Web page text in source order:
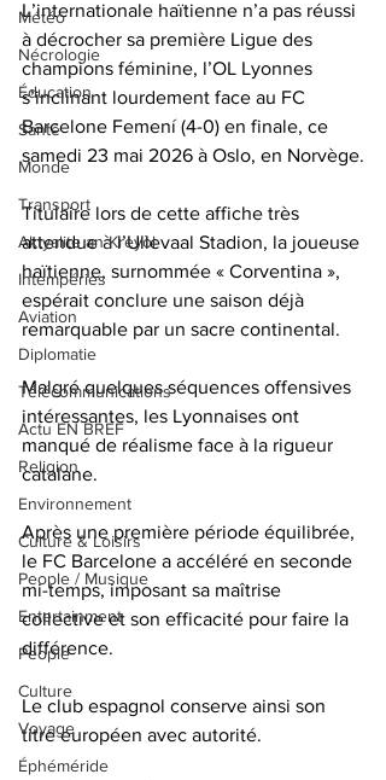
Météo
Nécrologie
Éducation
Santé
Monde
Transport
Aktyalite an Kreyòl
Intempéries
Aviation
Diplomatie
Télécommunications
Actu EN BREF
Religion
Environnement
Culture & Loisirs
People / Musique
Entertainment
People
Culture
Voyage
Éphéméride
L’internationale haïtienne n’a pas réussi
à décrocher sa première Ligue des
champions féminine, l’OL Lyonnes
s’inclinant lourdement face au FC
Barcelone Femení (4-0) en finale, ce
samedi 23 mai 2026 à Oslo, en Norvège.
Titulaire lors de cette affiche très
attendue à l’Ullevaal Stadion, la joueuse
haïtienne, surnommée « Corventina »,
espérait conclure une saison déjà
remarquable par un sacre continental.
Malgré quelques séquences offensives
intéressantes, les Lyonnaises ont
manqué de réalisme face à la rigueur
catalane.
Après une première période équilibrée,
le FC Barcelone a accéléré en seconde
mi-temps, imposant sa maîtrise
collective et son efficacité pour faire la
différence.
Le club espagnol conserve ainsi son
titre européen avec autorité.